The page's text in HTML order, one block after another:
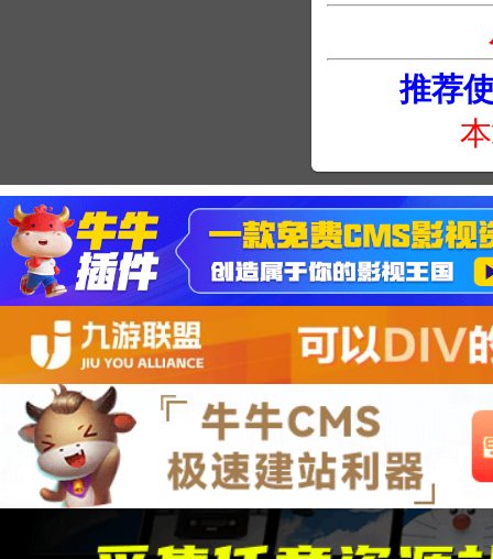
推荐